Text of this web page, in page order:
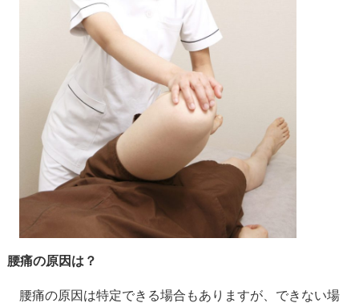
腰痛の原因は？
腰痛の原因は特定できる場合もありますが、できない場